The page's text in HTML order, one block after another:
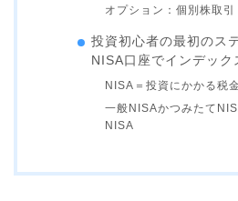
オプション：個別株取引
投資初心者の最初のス
NISA口座でインデック
NISA＝投資にかかる税
一般NISAかつみたて
NISA